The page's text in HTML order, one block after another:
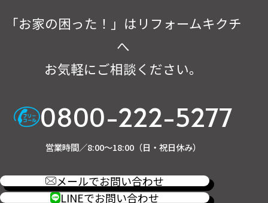
「お家の困った！」はリフォームキクチ
へ
お気軽にご相談ください。
0800-222-5277
営業時間／8:00～18:00（日・祝日休み）
メールでお問い合わせ
LINEでお問い合わせ